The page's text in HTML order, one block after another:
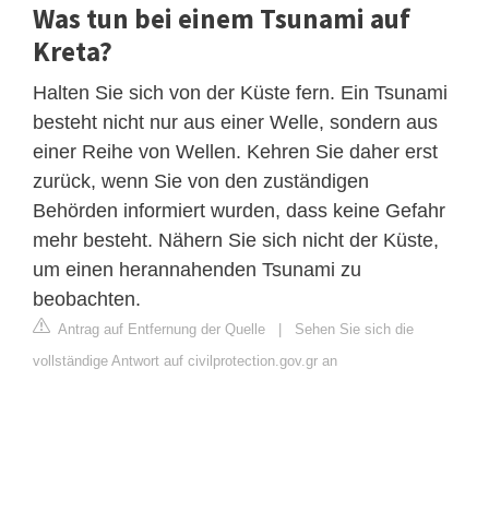
Was tun bei einem Tsunami auf
Kreta?
Halten Sie sich von der Küste fern. Ein Tsunami
besteht nicht nur aus einer Welle, sondern aus
einer Reihe von Wellen. Kehren Sie daher erst
zurück, wenn Sie von den zuständigen
Behörden informiert wurden, dass keine Gefahr
mehr besteht. Nähern Sie sich nicht der Küste,
um einen herannahenden Tsunami zu
beobachten.
Antrag auf Entfernung der Quelle
Sehen Sie sich die
vollständige Antwort auf civilprotection.gov.gr an